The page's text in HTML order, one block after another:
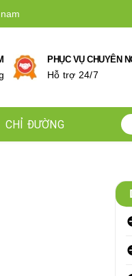
PHỤC VỤ CHUYÊN
Hỗ trợ 24/7
CHỈ ĐƯỜNG